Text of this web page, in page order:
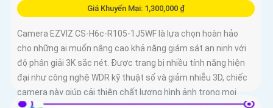
Giá Khuyến Mại: 1,300,000 ₫
Camera EZVIZ CS-H6c-R105-1J5WF là lựa chọn hoàn hảo
cho những ai muốn nâng cao khả năng giám sát an ninh với
độ phân giải 3K sắc nét. Được trang bị nhiều tính năng hiện
đại như công nghệ WDR kỹ thuật số và giảm nhiễu 3D, chiếc
camera này giúp cải thiện chất lượng hình ảnh trong mọi